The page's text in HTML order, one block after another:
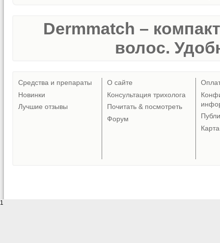
Dermmatch –
волос.
Средства и препараты
Новинки
Лучшие отзывы
О сайте
Консультация трихолога
Почитать & посмотреть
Форум
1